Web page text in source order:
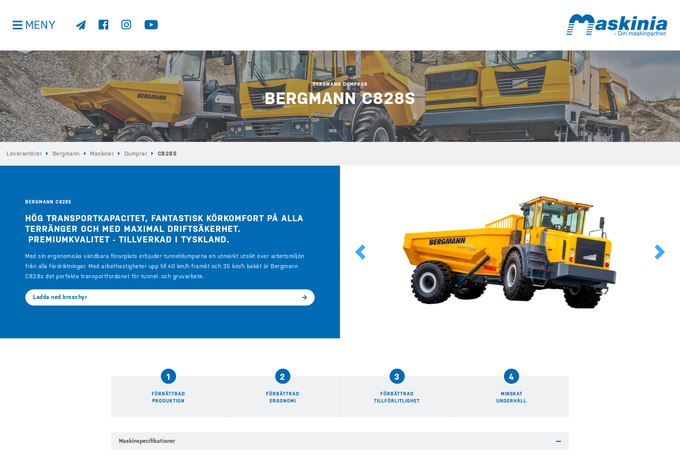
MENY
BERGMANN DUMPRAR
BERGMANN C828S
Leverantörer Bergmann Maskiner Dumprar C828S
BERGMANN C828S
HÖG TRANSPORTKAPACITET, FANTASTISK KÖRKOMFORT PÅ ALLA
TERRÄNGER OCH MED MAXIMAL DRIFTSÄKERHET.
PREMIUMKVALITET - TILLVERKAD I TYSKLAND.
Med sin ergonomiska vändbara förarplats erbjuder tunneldumparna en utmärkt utsikt över arbetsmiljön
från alla färdriktningar. Med arbethastigheter upp till 40 km/h framåt och 35 km/h bakåt är Bergmann
C828s det perfekta transportfordonet för tunnel- och gruvarbete.
Ladda ned broschyr
Previous Next
1
FÖRBÄTTRAD
PRODUKTION
2
FÖRBÄTTRAD
ERGONOMI
3
FÖRBÄTTRAD
TILLFÖRLITLIGHET
4
MINSKAT
UNDERHÅLL
Maskinspecifikationer